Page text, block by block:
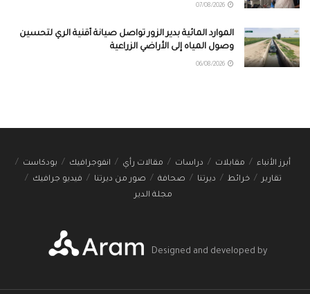
الموارد المائية بدير الزور تواصل صيانة أقنية الري لتحسين
وصول المياه إلى الأراضي الزراعية
أبرز الأنباء مقابلات دراسات مقالات رأي انفوجرافيك
بودكاست
تقارير
خرائط ديرتنا صحافة صور من ديرتنا
فيديو جرافيك
مجلة الدير
Designed and developed by